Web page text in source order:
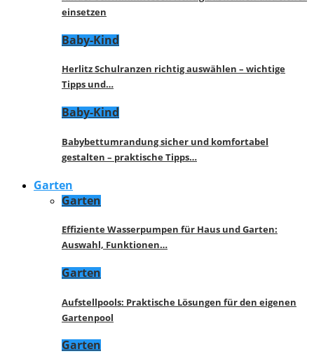
einsetzen
Baby-Kind
Herlitz Schulranzen richtig auswählen – wichtige
Tipps und…
Baby-Kind
Babybettumrandung sicher und komfortabel
gestalten – praktische Tipps…
Garten
Garten
Effiziente Wasserpumpen für Haus und Garten:
Auswahl, Funktionen…
Garten
Aufstellpools: Praktische Lösungen für den eigenen
Gartenpool
Garten